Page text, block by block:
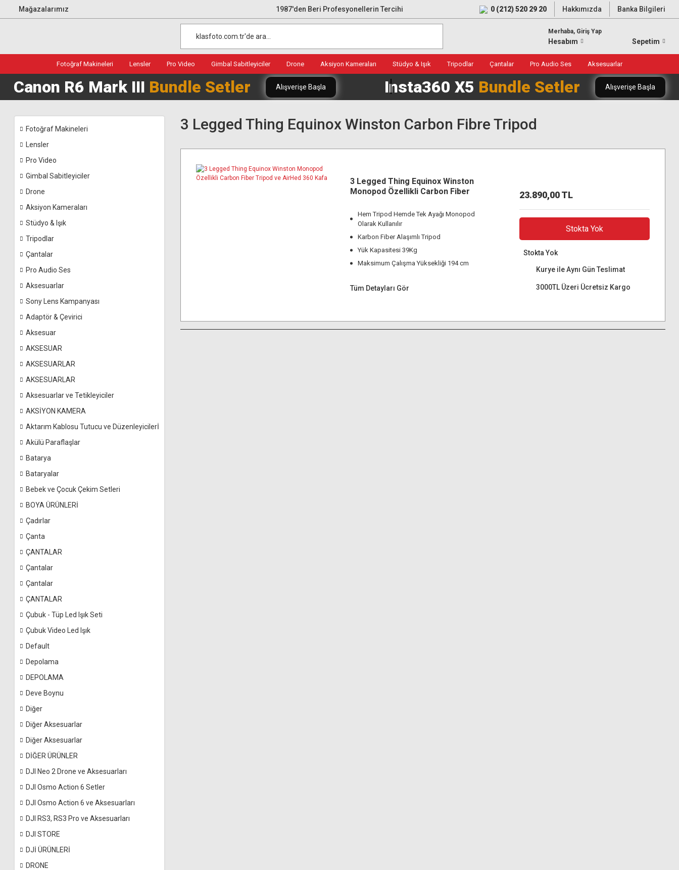
Mağazalarımız 1987'den Beri Profesyonellerin Tercihi 0 (212) 520 29 20 Hakkımızda Banka Bilgileri
Merhaba, Giriş Yap
Hesabım Sepetim
Fotoğraf Makineleri Lensler Pro Video Gimbal Sabitleyiciler Drone Aksiyon Kameraları Stüdyo & Işık Tripodlar Çantalar Pro Audio Ses Aksesuarlar
Canon R6 Mark III Bundle Setler Alışverişe Başla Insta360 X5 Bundle Setler Alışverişe Başla
Fotoğraf Makineleri
Lensler
Pro Video
Gimbal Sabitleyiciler
Drone
Aksiyon Kameraları
Stüdyo & Işık
Tripodlar
Çantalar
Pro Audio Ses
Aksesuarlar
Sony Lens Kampanyası
Adaptör & Çevirici
Aksesuar
AKSESUAR
AKSESUARLAR
AKSESUARLAR
Aksesuarlar ve Tetikleyiciler
AKSİYON KAMERA
Aktarım Kablosu Tutucu ve Düzenleyicilerİ
Akülü Paraflaşlar
Batarya
Bataryalar
Bebek ve Çocuk Çekim Setleri
BOYA ÜRÜNLERİ
Çadırlar
Çanta
ÇANTALAR
Çantalar
Çantalar
ÇANTALAR
Çubuk - Tüp Led Işık Seti
Çubuk Video Led Işık
Default
Depolama
DEPOLAMA
Deve Boynu
Diğer
Diğer Aksesuarlar
Diğer Aksesuarlar
DİĞER ÜRÜNLER
DJI Neo 2 Drone ve Aksesuarları
DJI Osmo Action 6 Setler
DJI Osmo Action 6 ve Aksesuarları
DJI RS3, RS3 Pro ve Aksesuarları
DJI STORE
DJİ ÜRÜNLERİ
DRONE
3 Legged Thing Equinox Winston Carbon Fibre Tripod
3 Legged Thing Equinox Winston
Monopod Özellikli Carbon Fiber
Hem Tripod Hemde Tek Ayağı Monopod
Olarak Kullanılır
Karbon Fiber Alaşımlı Tripod
Yük Kapasitesi 39Kg
Maksimum Çalışma Yüksekliği 194 cm
Tüm Detayları Gör
23.890,00 TL
Stokta Yok
Stokta Yok
Kurye ile Aynı Gün Teslimat
3000TL Üzeri Ücretsiz Kargo